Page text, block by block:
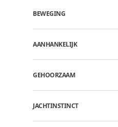
BEWEGING
AANHANKELIJK
GEHOORZAAM
JACHTINSTINCT